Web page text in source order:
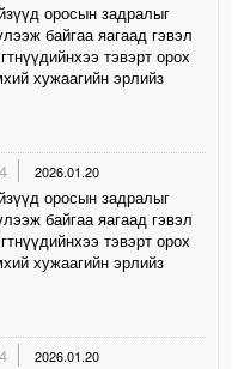
оросын задралыг
байгаа яагаад гэвэл
тэвэрт орох
хужаагийн эрлийз
2026.01.20
оросын задралыг
байгаа яагаад гэвэл
тэвэрт орох
хужаагийн эрлийз
2026.01.20